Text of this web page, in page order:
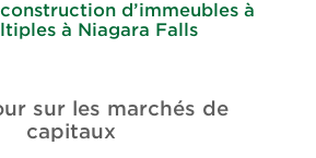
d’immeubles à
à Niagara Falls
sur les marchés de
capitaux